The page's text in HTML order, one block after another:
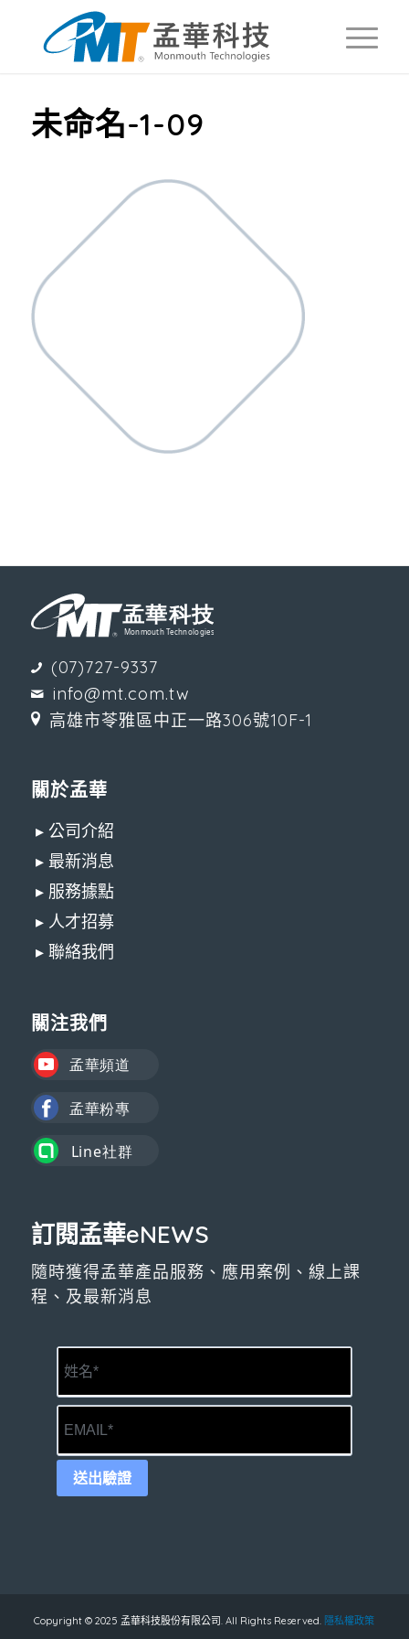
未命名-1-09
(07)727-9337
info@mt.com.tw
高雄市苓雅區中正一路306號10F-1
關於孟華
▸ 公司介紹
▸ 最新消息
▸ 服務據點
▸ 人才招募
▸ 聯絡我們
關注我們
訂閱孟華eNEWS
隨時獲得孟華產品服務、應用案例、線上課
程、及最新消息
送出驗證
Copyright © 2025 孟華科技股份有限公司. All Rights Reserved. 隱私權政策